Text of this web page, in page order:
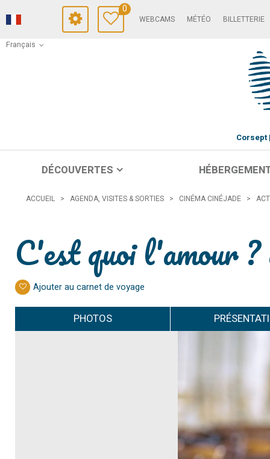
Français
0
WEBCAMS MÉTÉO BILLETTERIE
Corsept
DÉCOUVERTES
ACCUEIL > AGENDA, VISITES & SORTIES > CINÉMA CINÉJADE >
C'est quoi l'amour ?
Ajouter au carnet de voyage
PHOTOS